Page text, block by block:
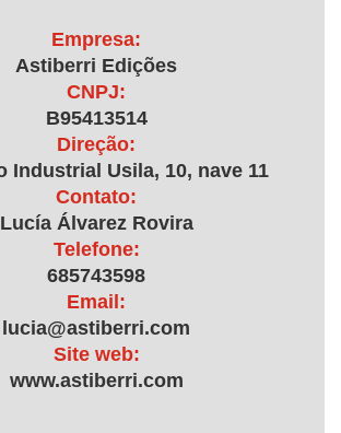
Empresa:
Astiberri Edições
CNPJ:
B95413514
Direção:
Industrial Usila, 10, nave 11
Contato:
Lucía Álvarez Rovira
Telefone:
685743598
Email:
lucia@astiberri.com
Site web:
www.astiberri.com